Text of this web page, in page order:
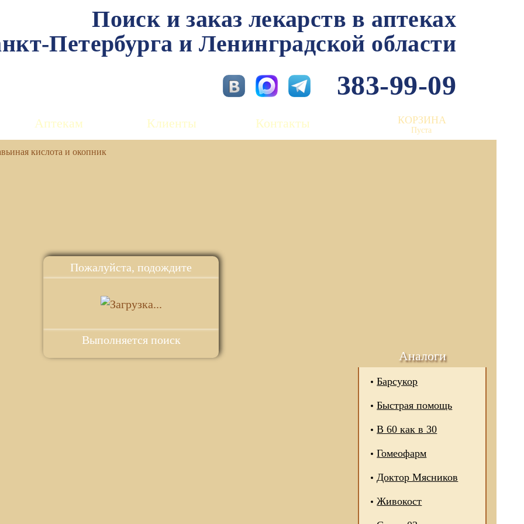
Пожалуйста, подождите
Выполняется поиск
Поиск и заказ лекарств в аптеках
Петербурга и Ленинградской области
383-99-09
Аптекам Клиенты Контакты КОРЗИНА
Пуста
кислота и окопник
Аналоги
Барсукор
Быстрая помощь
В 60 как в 30
Гомеофарм
Доктор Мясников
Живокост